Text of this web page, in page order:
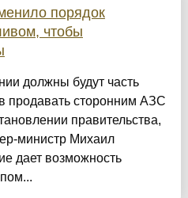
порядок
чтобы
должны будут часть
продавать сторонним АЗС
правительства,
министр Михаил
дает возможность